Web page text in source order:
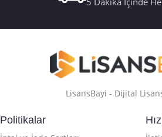
LisansBayi - Dijital
Politikalar